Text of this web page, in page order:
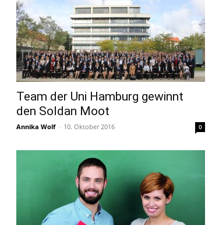
Team der Uni Hamburg gewinnt
den Soldan Moot
Annika Wolf - 10. Oktober 2016 0